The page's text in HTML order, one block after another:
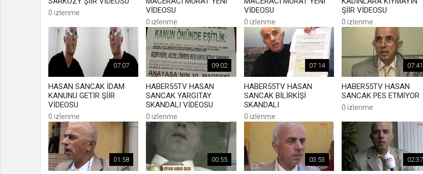
0 izlenme
VİDEOSU
0 izlenme
VİDEOSU
0 izlenme
ŞİİR VİDEOSU
0 izlenme
07:07
HASAN SANCAK İDAM
KANUNU GETİR ŞİİR
VİDEOSU
0 izlenme
09:02
HABER55TV HASAN
SANCAK YARGITAY
SKANDALI VİDEOSU
0 izlenme
07:14
HABER55TV HASAN
SANCAK BİLİRKİŞİ
SKANDALI
0 izlenme
07:41
HABER55TV HASAN
SANCAK PES ETMİYOR
0 izlenme
01:58 00:55 03:53 02:37